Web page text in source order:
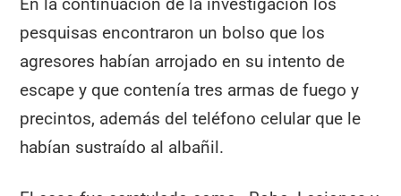
pesquisas encontraron un bolso que los
agresores habían arrojado en su intento de
escape y que contenía tres armas de fuego y
precintos, además del teléfono celular que le
habían sustraído al albañil.